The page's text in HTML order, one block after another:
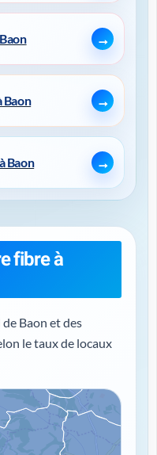
Baon
Baon
fibre à
Baon et des
le taux de locaux